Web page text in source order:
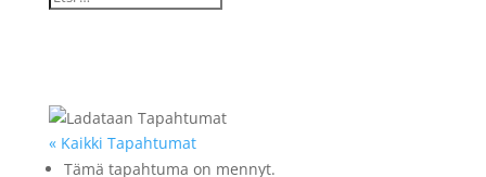
« Kaikki Tapahtumat
Tämä tapahtuma on mennyt.